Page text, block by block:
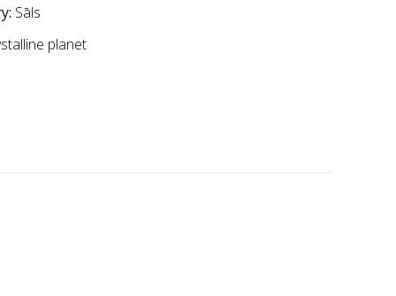
Sāls
planet